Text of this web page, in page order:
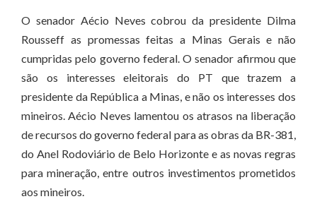
O senador Aécio Neves cobrou da presidente Dilma
Rousseff as promessas feitas a Minas Gerais e não
cumpridas pelo governo federal. O senador afirmou que
são os interesses eleitorais do PT que trazem a
presidente da República a Minas, e não os interesses dos
mineiros. Aécio Neves lamentou os atrasos na liberação
de recursos do governo federal para as obras da BR-381,
do Anel Rodoviário de Belo Horizonte e as novas regras
para mineração, entre outros investimentos prometidos
aos mineiros.